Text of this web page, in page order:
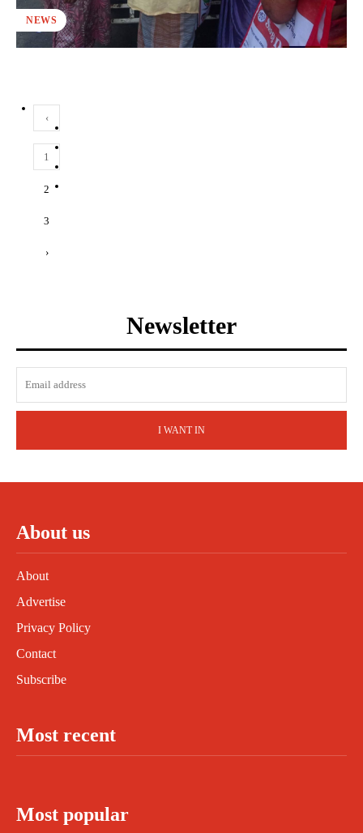
NEWS
‹
1
2
3
›
Newsletter
I WANT IN
About us
About
Advertise
Privacy Policy
Contact
Subscribe
Most recent
Most popular